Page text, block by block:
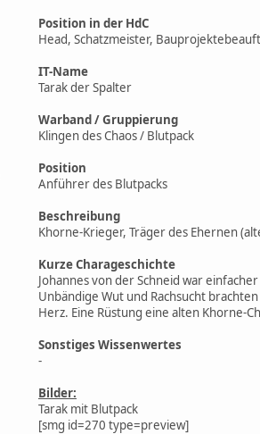
Position in der HdC
Head, Schatzmeister,
IT-Name
Tarak der Spalter
Warband / Gruppierung
Klingen des Chaos / Blutpack
Position
Anführer des Blutpacks
Beschreibung
Khorne-Krieger, Träger des Ehernen
Kurze Charageschichte
Johannes von der Schneid war
Unbändige Wut und Rachsucht
Herz. Eine Rüstung eine alten Khorne-
Sonstiges Wissenwertes
-
Bilder:
Tarak mit Blutpack
[smg id=270 type=preview]